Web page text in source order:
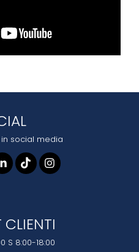
social media
CLIENTI
S 8:00-18:00